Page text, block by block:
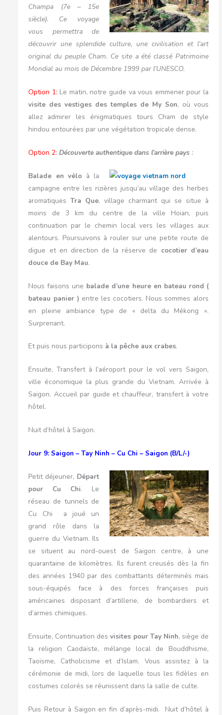
Champa (7e – 15e
siècle). Ce voyage
vous permettra de
découvrir une splendide culture, une civilisation et l’art
original du peuple Cham. Ce site a été classé Patrimoine
Mondial au mois de Décembre 1999 par l’UNESCO.
Option 1: Le matin, notre guide va vous emmener pour la
visite des vestiges des temples de My Son, où vous
allez admirer les énigmatiques tours Cham de style
hindou entourées par une végétation tropicale dense.
Option 2: Découverte authentique dans l’arrière pays :
Balade en vélo à la
campagne entre les rizières jusqu’au village des herbes
aromatiquesTra Que, village charmant qui se situe à
moins de 3 km du centre de la ville Hoian, puis
continuation par le chemin local vers les villages aux
alentours. Poursuivons à rouler sur une petite route de
digue et en direction de la réserve de cocotier d’eau
douce de Bay Mau.
Nous faisons une balade d’une heure en bateau rond (
bateau panier ) entre les cocotiers. Nous sommes alors
en pleine ambiance type de « delta du Mékong ».
Surprenant.
Et puis nous participons à la pêche aux crabes.
Ensuite, Transfert à l’aéroport pour le vol vers Saigon,
ville économique la plus grande du Vietnam. Arrivée à
Saigon. Accueil par guide et chauffeur, transfert à votre
hôtel.
Nuit d’hôtel à Saigon.
Jour 9: Saigon – Tay Ninh – Cu Chi – Saigon (B/L/-)
Petit déjeuner, Départ
pour Cu Chi. Le
réseau de tunnels de
Cu Chi a joué un
grand rôle dans la
guerre du Vietnam. Ils
se situent au nord-ouest de Saigon centre, à une
quarantaine de kilomètres. Ils furent creusés dès la fin
des années 1940 par des combattants déterminés mais
sous-équipés face à des forces françaises puis
américaines disposant d’artillerie, de bombardiers et
d’armes chimiques.
Ensuite, Continuation desvisites pour Tay Ninh, siège de
la religion Caodaïste, mélange local de Bouddhisme,
Taoïsme, Catholicisme et d’Islam. Vous assistez à la
cérémonie de midi, lors de laquelle tous les fidèles en
costumes colorés se réunissent dans la salle de culte.
Puis Retour à Saigon en fin d’après-midi. Nuit d’hôtel à